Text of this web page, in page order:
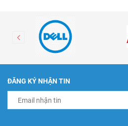
ĐĂNG KÝ NHẬN TIN